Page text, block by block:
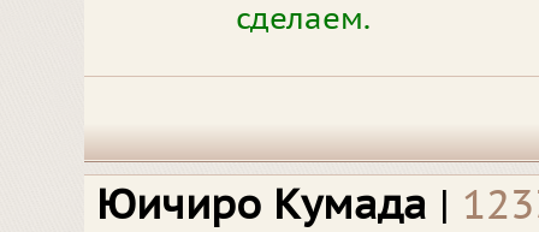
сделаем.
Юичиро Кумада |